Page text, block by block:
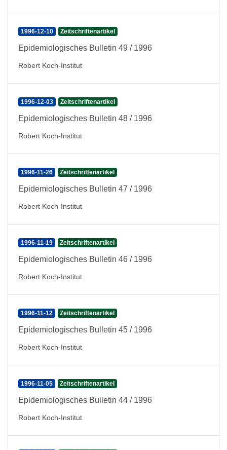
1996-12-10 Zeitschriftenartikel
Epidemiologisches Bulletin 49 / 1996
Robert Koch-Institut
1996-12-03 Zeitschriftenartikel
Epidemiologisches Bulletin 48 / 1996
Robert Koch-Institut
1996-11-26 Zeitschriftenartikel
Epidemiologisches Bulletin 47 / 1996
Robert Koch-Institut
1996-11-19 Zeitschriftenartikel
Epidemiologisches Bulletin 46 / 1996
Robert Koch-Institut
1996-11-12 Zeitschriftenartikel
Epidemiologisches Bulletin 45 / 1996
Robert Koch-Institut
1996-11-05 Zeitschriftenartikel
Epidemiologisches Bulletin 44 / 1996
Robert Koch-Institut